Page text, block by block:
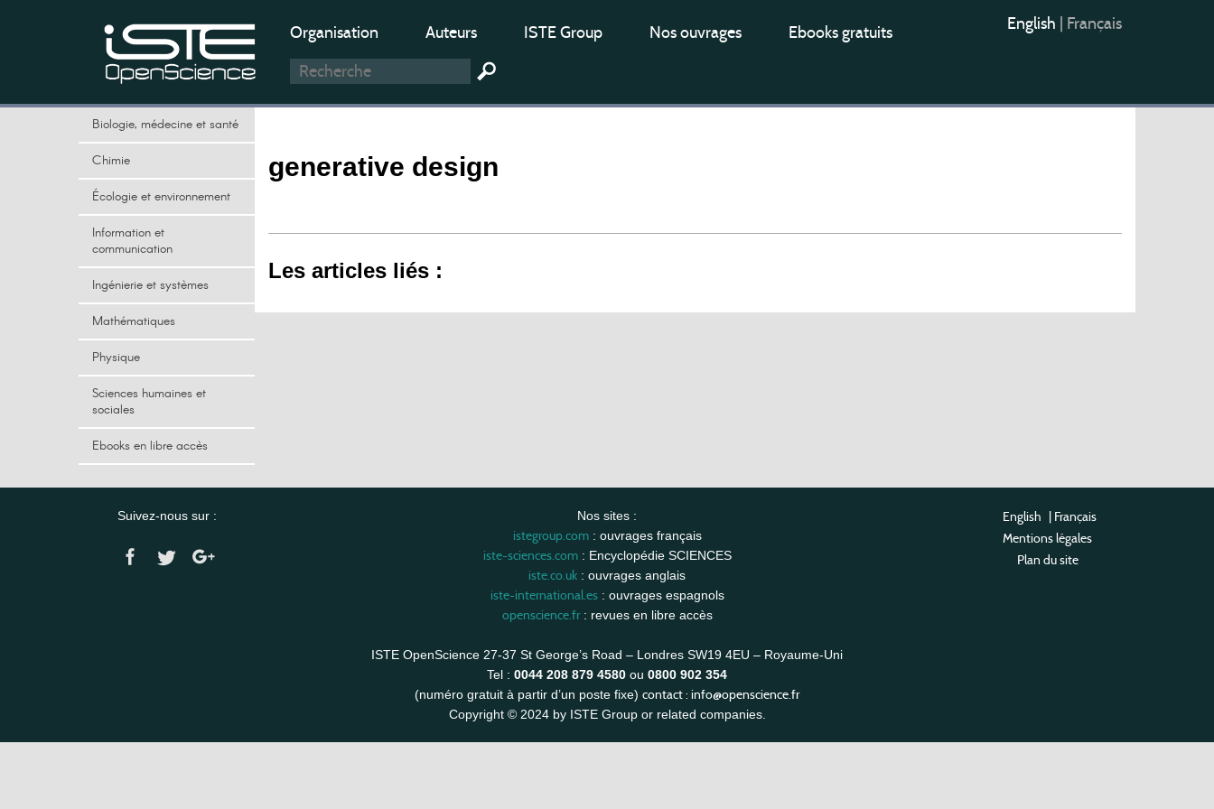
Organisation Auteurs ISTE Group Nos ouvrages Ebooks gratuits English Français
Biologie, médecine et santé
Chimie
Écologie et environnement
Information et
communication
Ingénierie et systèmes
Mathématiques
Physique
Sciences humaines et
sociales
Ebooks en libre accès
generative design
Les articles liés :
Suivez-nous sur : Nos sites :
istegroup.com: ouvrages français
iste-sciences.com: Encyclopédie SCIENCES
iste.co.uk : ouvrages anglais
iste-international.es: ouvrages espagnols
openscience.fr: revues en libre accès
ISTE OpenScience 27-37 St George’s Road – Londres SW19 4EU – Royaume-Uni
Tel : 0044 208 879 4580 ou 0800 902 354
(numéro gratuit à partir d’un poste fixe) contact : info@openscience.fr
Copyright © 2024 by ISTE Group or related companies.
English | Français
Mentions légales
Plan du site